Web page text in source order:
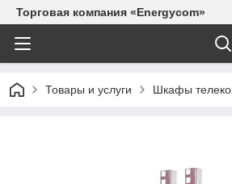
Торговая компания «Energycom»
Товары и услуги Шкафы